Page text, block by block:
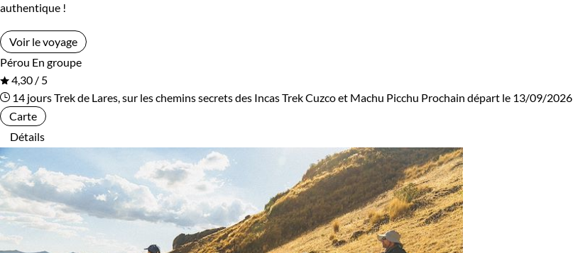
authentique !
Voir le voyage
Pérou En groupe
4,30 / 5
14 joursTrek de Lares, sur les chemins secrets des IncasTrek Cuzco et Machu Picchu Prochain départ le 13/09/2026
Carte
Détails